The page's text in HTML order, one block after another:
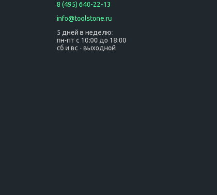
8 (495) 640-22-13
info@toolstone.ru
5 дней в неделю:
пн-пт с 10:00 до 18:00
сб и вс - выходной